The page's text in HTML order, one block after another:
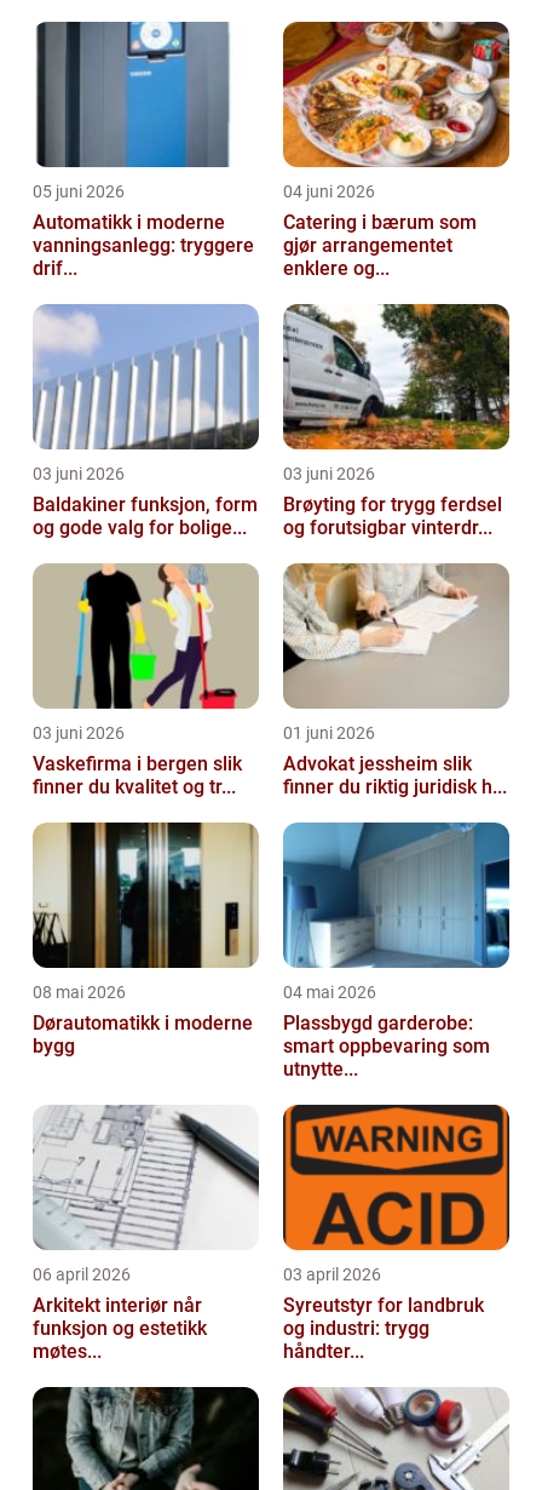
05 juni 2026
Automatikk i moderne
vanningsanlegg: tryggere
drif...
04 juni 2026
Catering i bærum som
gjør arrangementet
enklere og...
03 juni 2026
Baldakiner funksjon, form
og gode valg for bolige...
03 juni 2026
Brøyting for trygg ferdsel
og forutsigbar vinterdr...
03 juni 2026
Vaskefirma i bergen slik
finner du kvalitet og tr...
01 juni 2026
Advokat jessheim slik
finner du riktig juridisk h...
08 mai 2026
Dørautomatikk i moderne
bygg
04 mai 2026
Plassbygd garderobe:
smart oppbevaring som
utnytte...
06 april 2026
Arkitekt interiør når
funksjon og estetikk
møtes...
03 april 2026
Syreutstyr for landbruk
og industri: trygg
håndter...